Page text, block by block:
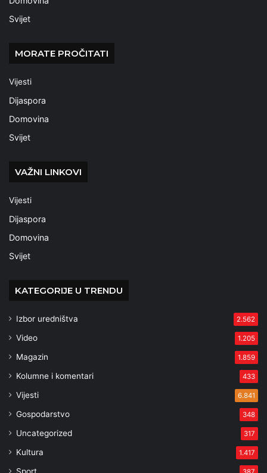
Svijet
MORATE PROČITATI
Vijesti
Dijaspora
Domovina
Svijet
VAŽNI LINKOVI
Vijesti
Dijaspora
Domovina
Svijet
KATEGORIJE U TRENDU
Izbor uredništva 2.562
Video 1.205
Magazin 1.859
Kolumne i komentari 433
Vijesti 6.841
Gospodarstvo 348
Uncategorized 317
Kultura 1.417